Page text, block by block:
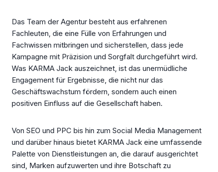
Das Team der Agentur besteht aus erfahrenen
Fachleuten, die eine Fülle von Erfahrungen und
Fachwissen mitbringen und sicherstellen, dass jede
Kampagne mit Präzision und Sorgfalt durchgeführt wird.
Was KARMA Jack auszeichnet, ist das unermüdliche
Engagement für Ergebnisse, die nicht nur das
Geschäftswachstum fördern, sondern auch einen
positiven Einfluss auf die Gesellschaft haben.
Von SEO und PPC bis hin zum Social Media Management
und darüber hinaus bietet KARMA Jack eine umfassende
Palette von Dienstleistungen an, die darauf ausgerichtet
sind, Marken aufzuwerten und ihre Botschaft zu